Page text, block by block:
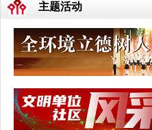
主题活动